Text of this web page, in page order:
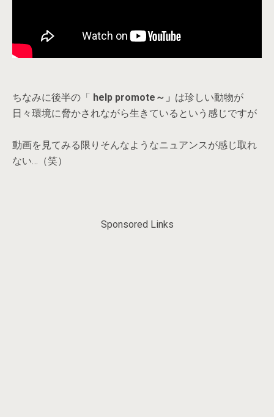
ちなみに後半の「 help promote～」 は珍しい動物が
日々環境に脅かされながら生きているという感じですが
動画を見てみる限りそんなようなニュアンスが感じ取れ
ない…（笑）
Sponsored Links